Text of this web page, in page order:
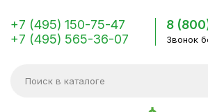
+7 (495) 150-75-47
+7 (495) 565-36-07
8
Звонок